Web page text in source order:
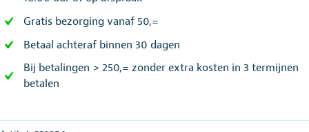
Gratis bezorging vanaf 50,=
Betaal achteraf binnen 30 dagen
Bij betalingen > 250,= zonder extra kosten in 3 termijnen
betalen